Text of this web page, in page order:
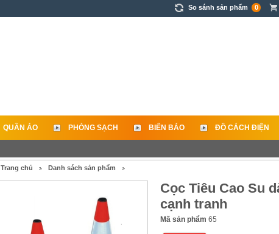
So sánh sản phẩm 0
QUẦN ÁO PHÒNG SẠCH BIỂN BÁO ĐỒ CÁCH ĐIỆN
Trang chủ Danh sách sản phẩm
Cọc Tiêu Cao Su
cạnh tranh
Mã sản phẩm 65